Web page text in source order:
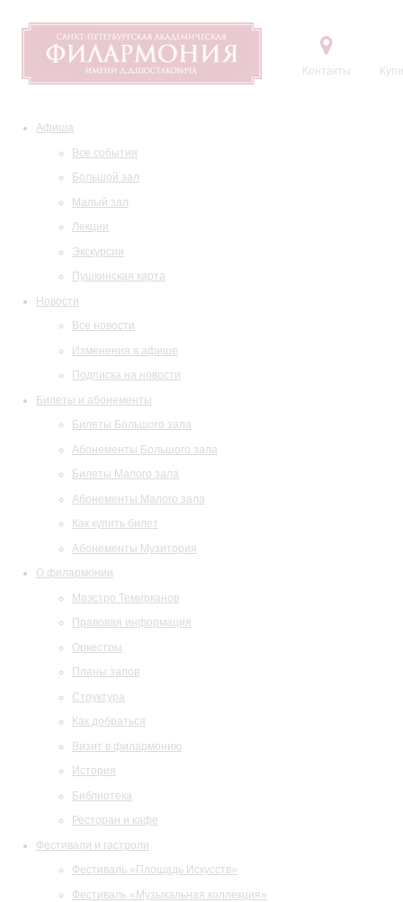
Контакты
Афиша
Все события
Большой зал
Малый зал
Лекции
Экскурсии
Пушкинская карта
Новости
Все новости
Изменения в афише
Подписка на новости
Билеты и абонементы
Билеты Большого зала
Абонементы Большого зала
Билеты Малого зала
Абонементы Малого зала
Как купить билет
Абонементы Музитория
О филармонии
Маэстро Темирканов
Правовая информация
Оркестры
Планы залов
Структура
Как добраться
Визит в филармонию
История
Библиотека
Ресторан и кафе
Фестивали и гастроли
Фестиваль «Площадь Искусств»
Фестиваль «Музыкальная коллекция»